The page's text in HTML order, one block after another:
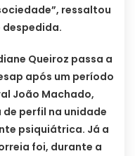
ressaltou
Queiroz passa a
após um período
João Machado,
perfil na unidade
psiquiátrica. Já a
foi, durante a